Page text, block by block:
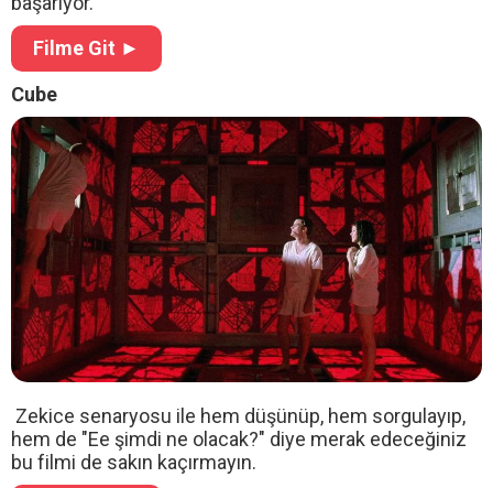
Filme Git ►
Cube
Zekice senaryosu ile hem düşünüp, hem sorgulayıp,
hem de "Ee şimdi ne olacak?" diye merak edeceğiniz
bu filmi de sakın kaçırmayın.